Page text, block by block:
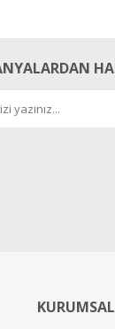
KURUMSAL